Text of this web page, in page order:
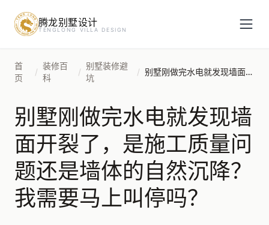
腾龙别墅设计
TENGLONG VILLA DESIGN
首
页
/
装修百
科
/
别墅装修避
坑
/ 别墅刚做完水电就发现墙面开裂了，是施工质量问题还是墙体的自然沉降？我需要马上叫停吗？
别墅刚做完水电就发现墙
面开裂了，是施工质量问
题还是墙体的自然沉降？
我需要马上叫停吗？
预约设计咨询
姓名*
手机号*
房屋面积（㎡）